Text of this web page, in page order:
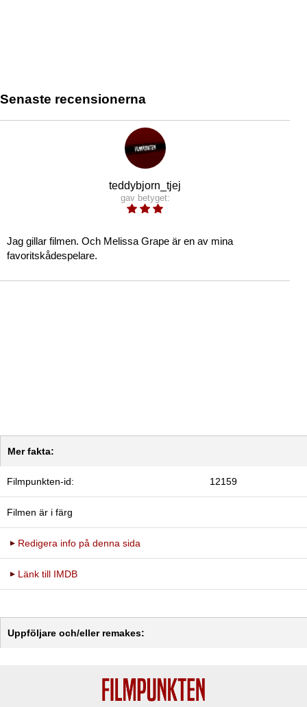
Senaste recensionerna
teddybjorn_tjej
gav betyget:
Jag gillar filmen. Och Melissa Grape är en av mina
favoritskådespelare.
Mer fakta:
Filmpunkten-id: 12159
Filmen är i färg
Redigera info på denna sida
Länk till IMDB
Uppföljare och/eller remakes: